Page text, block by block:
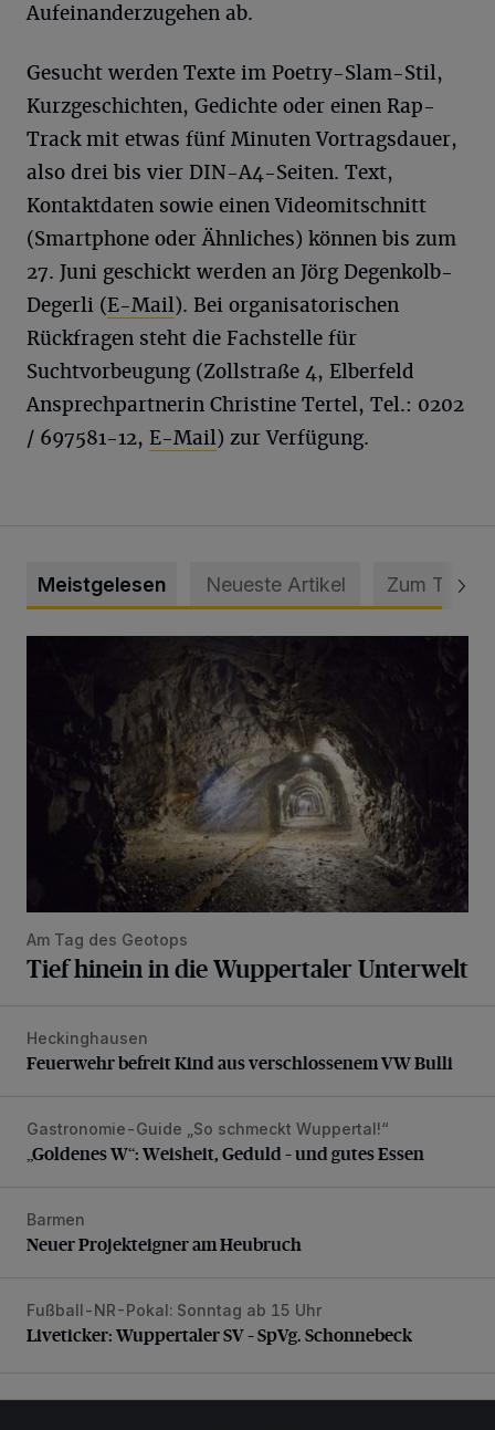
Aufeinanderzugehen ab.
Gesucht werden Texte im Poetry-Slam-Stil,
Kurzgeschichten, Gedichte oder einen Rap-
Track mit etwas fünf Minuten Vortragsdauer,
also drei bis vier DIN-A4-Seiten. Text,
Kontaktdaten sowie einen Videomitschnitt
(Smartphone oder Ähnliches) können bis zum
27. Juni geschickt werden an Jörg Degenkolb-
Degerli (E-Mail). Bei organisatorischen
Rückfragen steht die Fachstelle für
Suchtvorbeugung (Zollstraße 4, Elberfeld
Ansprechpartnerin Christine Tertel, Tel.: 0202
/ 697581-12, E-Mail) zur Verfügung.
Meistgelesen Neueste Artikel Zum Thema
Am Tag des Geotops
Tief hinein in die Wuppertaler Unterwelt
Feuerwehr befreit Kind aus verschlossenem VW Bulli
Heckinghausen
Feuerwehr befreit Kind aus verschlossenem VW Bulli
„Goldenes W“: Weisheit, Geduld – und gutes Essen
Gastronomie-Guide „So schmeckt Wuppertal!“
„Goldenes W“: Weisheit, Geduld – und gutes Essen
Neuer Projekteigner am Heubruch
Barmen
Neuer Projekteigner am Heubruch
Liveticker: Wuppertaler SV – SpVg. Schonnebeck
Fußball-NR-Pokal: Sonntag ab 15 Uhr
Liveticker: Wuppertaler SV – SpVg. Schonnebeck